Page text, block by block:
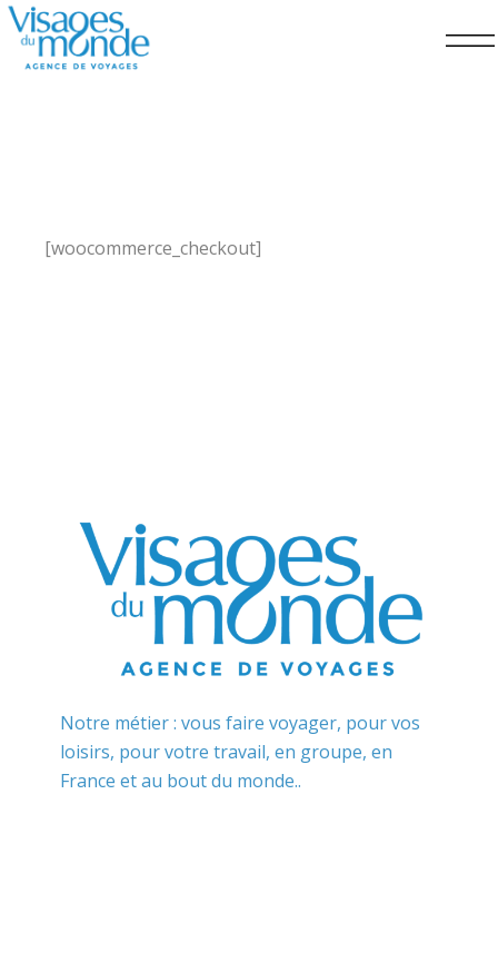
[woocommerce_checkout]
Notre métier : vous faire voyager, pour vos
loisirs, pour votre travail, en groupe, en
France et au bout du monde..